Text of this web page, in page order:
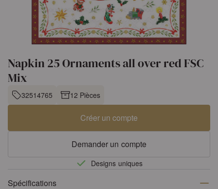
Napkin 25 Ornaments all over red FSC
Mix
32514765 12 Pièces
Créer un compte
Demander un compte
Designs uniques
Spécifications